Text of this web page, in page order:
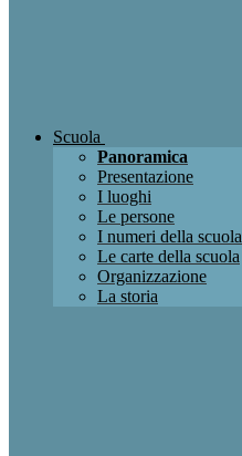
Scuola
Panoramica
Presentazione
I luoghi
Le persone
I numeri della scuola
Le carte della scuola
Organizzazione
La storia